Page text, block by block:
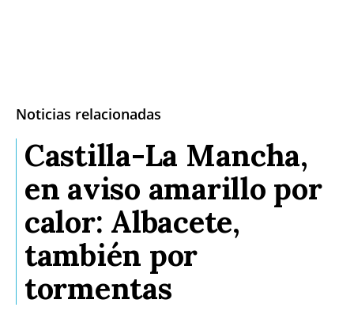
Noticias relacionadas
Castilla-La Mancha,
en aviso amarillo por
calor: Albacete,
también por
tormentas